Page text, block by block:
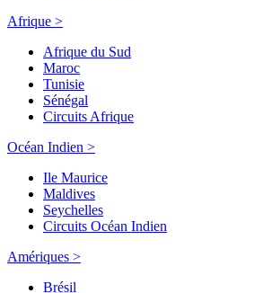
Afrique >
Afrique du Sud
Maroc
Tunisie
Sénégal
Circuits Afrique
Océan Indien >
Ile Maurice
Maldives
Seychelles
Circuits Océan Indien
Amériques >
Brésil